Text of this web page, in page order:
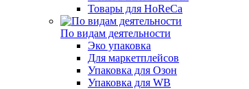
Товары для HoReCa
По видам деятельности
Эко упаковка
Для маркетплейсов
Упаковка для Озон
Упаковка для WB